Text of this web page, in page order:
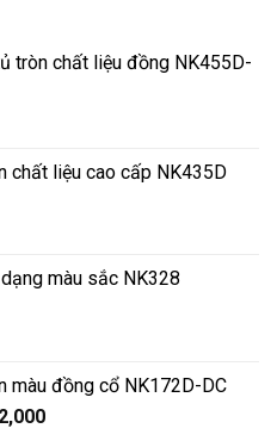
tròn chất liệu đồng NK455D-
chất liệu cao cấp NK435D
màu sắc NK328
màu đồng cổ NK172D-DC